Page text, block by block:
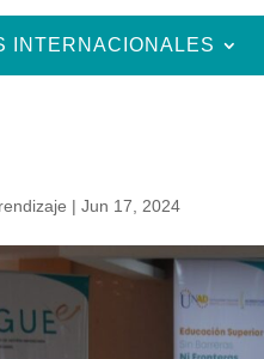
INTERNACIONALES
|Jun 17, 2024